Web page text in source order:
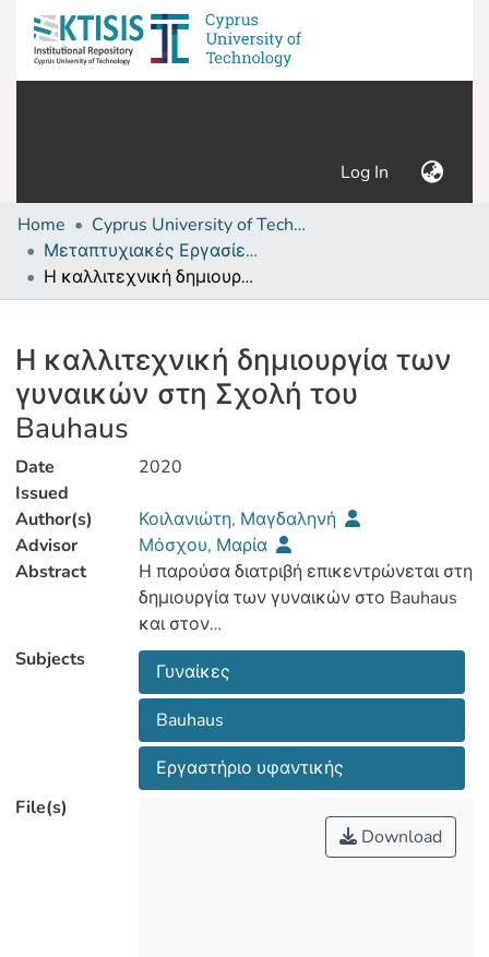
Log In (current)
Home
Cyprus University of Technology (Research Output)
Μεταπτυχιακές Εργασίες/ Master's thesis
Η καλλιτεχνική δημιουργία των γυναικών στη Σχολή του Bauhaus
Η καλλιτεχνική δημιουργία των
γυναικών στη Σχολή του
Bauhaus
Date
Issued
2020
Author(s)
Κοιλανιώτη, Μαγδαληνή
Advisor
Μόσχου, Μαρία
Abstract
Η παρούσα διατριβή επικεντρώνεται στη
δημιουργία των γυναικών στο Bauhaus
και στον
ρόλο των καλλιτέχνιδων που με τα
καινοτόμα έργα τους προσδιόρισαν την
σχολής. Κύριος σκοπός είναι η
Subjects
Γυναίκες
Bauhaus
Εργαστήριο υφαντικής
File(s)
Download